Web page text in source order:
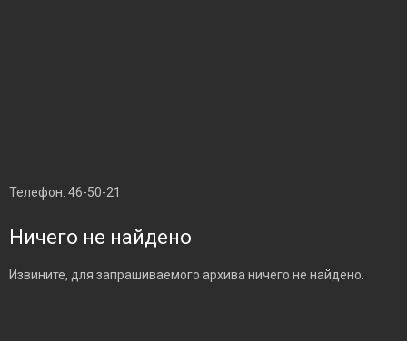
Телефон: 46-50-21
Ничего не найдено
Извините, для запрашиваемого архива ничего не найдено.